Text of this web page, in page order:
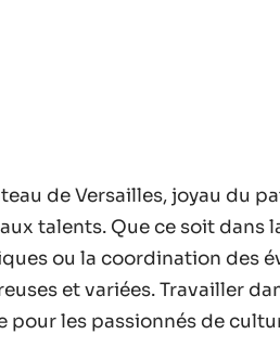
de Versailles, joyau du
talents. Que ce soit dans
ou la coordination des
et variées. Travailler
pour les passionnés de